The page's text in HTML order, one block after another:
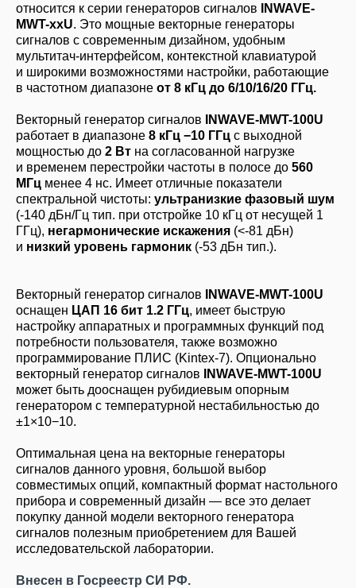
относится к серии генераторов сигналов
INWAVE-
MWT-xxU. Это мощные векторные генераторы
сигналов с современным дизайном, удобным
мультитач-интерфейсом, контекстной клавиатурой
и широкими возможностями настройки, работающие
в частотном диапазоне от 8 кГц до 6/10/16/20 ГГц.
Векторный генератор сигналов
INWAVE-MWT-100U
работает в диапазоне 8 кГц −10 ГГц с выходной
мощностью до 2 Вт на согласованной нагрузке
и временем перестройки частоты в полосе до 560
МГц менее 4 нс. Имеет отличные показатели
спектральной чистоты: ультранизкие фазовый шум
(-140 дБн/Гц тип. при отстройке 10 кГц от несущей 1
ГГц), негармонические искажения (<-81 дБн)
и низкий уровень гармоник (-53 дБн тип.).
Векторный генератор сигналов
INWAVE-MWT-100U
оснащен ЦАП 16 бит 1.2 ГГц, имеет быструю
настройку аппаратных и программных функций под
потребности пользователя, также возможно
программирование ПЛИС (Kintex-7). Опционально
векторный генератор сигналов
INWAVE-MWT-100U
может быть дооснащен рубидиевым опорным
генератором с температурной нестабильностью до
±1×10−10.
Оптимальная цена на векторные генераторы
сигналов данного уровня, большой выбор
совместимых опций, компактный формат настольного
прибора и современный дизайн — все это делает
покупку данной модели векторного генератора
сигналов полезным приобретением для Вашей
исследовательской лаборатории.
Внесен в Госреестр СИ РФ.